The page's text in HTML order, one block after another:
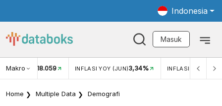
Indonesia
Masuk
Makro
USD/IDR 18.059 INFLASI YOY (JUN)3,34% INFLASI MOM
Home Multiple Data Demografi